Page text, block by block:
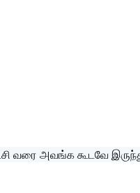
வரை அவங்க கூடவே